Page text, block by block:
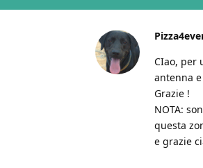
CIao, per
antenna
Grazie !
NOTA:
questa
e grazie